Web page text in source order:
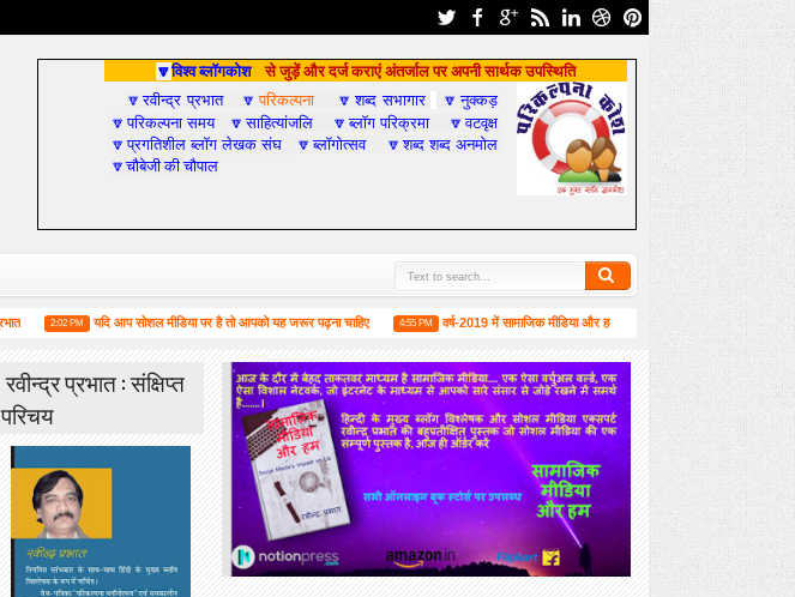
🔽विश्व ब्लॉगकोश से जुड़ें और दर्ज कराएं अंतर्जाल पर अपनी सार्थक उपस्थिति
🔽रवीन्द्र प्रभात 🔽परिकल्पना 🔽शब्द सभागार 🔽नुक्कड़
🔽परिकल्पना समय 🔽साहित्यांजलि 🔽ब्लॉग परिक्रमा 🔽वटवृक्ष
🔽प्रगतिशील ब्लॉग लेखक संघ 🔽ब्लॉगोत्सव 🔽शब्द शब्द अनमोल
🔽चौबेजी की चौपाल
2:02 PM यदि आप सोशल मीडिया पर है तो आपको यह जरूर पढ़ना चाहिए 4:55 PM वर्ष-2019 में सामाजिक मीडिया और हम 6:52 PM
रवीन्द्र प्रभात : संक्षिप्त
परिचय